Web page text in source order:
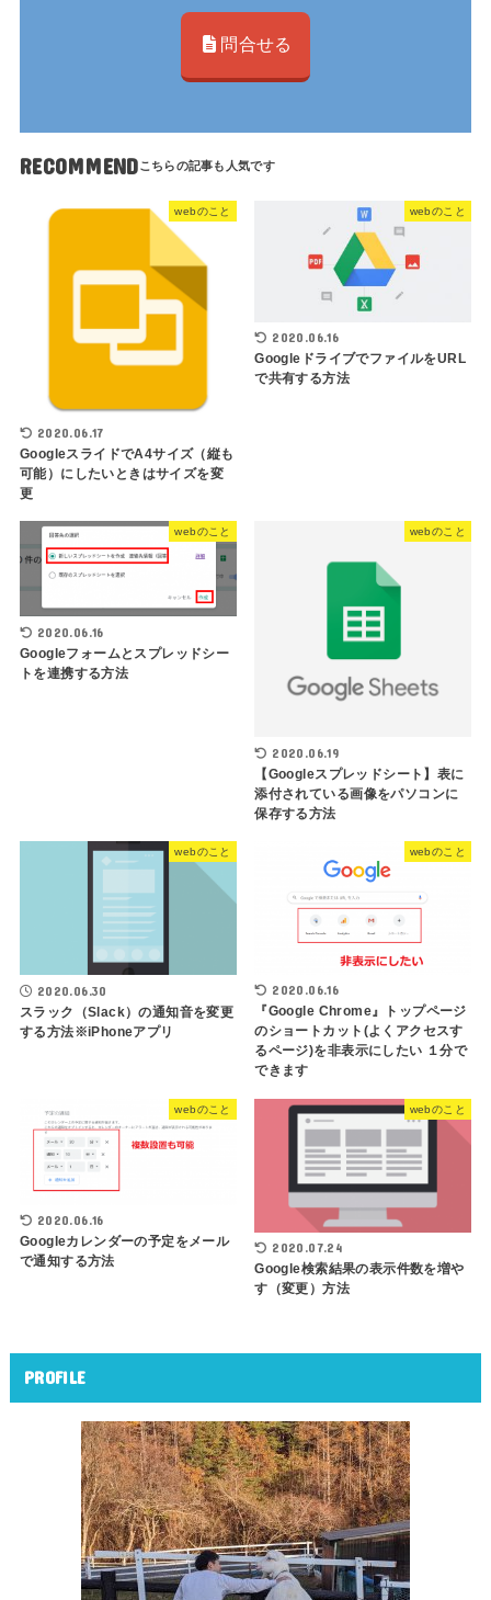
問合せる
RECOMMEND
webのこと
2020.06.17
GoogleスライドでA4サイズ（縦も
可能）にしたいときはサイズを変
更
webのこと
2020.06.16
GoogleドライブでファイルをURL
で共有する方法
webのこと
2020.06.16
Googleフォームとスプレッドシー
トを連携する方法
webのこと
2020.06.19
【Googleスプレッドシート】表に
添付されている画像をパソコンに
保存する方法
webのこと
2020.06.30
スラック（Slack）の通知音を変更
する方法※iPhoneアプリ
webのこと
2020.06.16
『Google Chrome』トップページ
のショートカット(よくアクセスす
るページ)を非表示にしたい １分で
できます
webのこと
2020.06.16
Googleカレンダーの予定をメール
で通知する方法
webのこと
2020.07.24
Google検索結果の表示件数を増や
す（変更）方法
PROFILE